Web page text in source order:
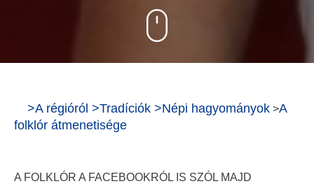
>A régióról >Tradíciók >Népi hagyományok >A
folklór átmenetisége
A FOLKLÓR A FACEBOOKRÓL IS SZÓL MAJD